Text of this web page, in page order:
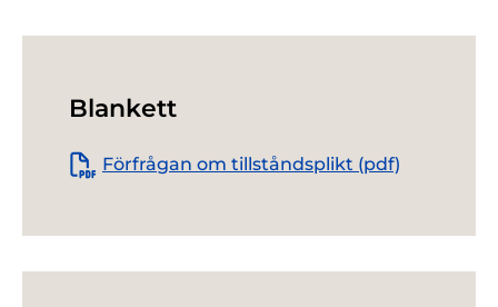
Blankett
Förfrågan om tillståndsplikt (pdf)